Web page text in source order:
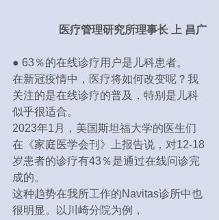
医疗管理研究所理事长 上 昌广
● 63％的在线诊疗用户是儿科患者。
在新冠疫情中，医疗将如何改变呢？我
关注的是在线诊疗的普及，特别是儿科
似乎很适合。
2023年1月，美国斯坦福大学的医生们
在《家庭医学会刊》上报告说，对12-18
岁患者的诊疗有43％是通过在线问诊完
成的。
这种趋势在我所工作的Navitas诊所中也
很明显。以川崎分院为例，